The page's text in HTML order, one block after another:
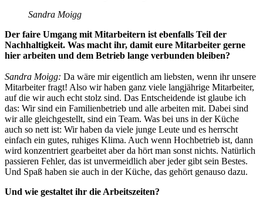
Sandra Moigg
Der faire Umgang mit Mitarbeitern ist ebenfalls Teil der
Nachhaltigkeit. Was macht ihr, damit eure Mitarbeiter gerne
hier arbeiten und dem Betrieb lange verbunden bleiben?
Sandra Moigg: Da wäre mir eigentlich am liebsten, wenn ihr unsere
Mitarbeiter fragt! Also wir haben ganz viele langjährige Mitarbeiter,
auf die wir auch echt stolz sind. Das Entscheidende ist glaube ich
das: Wir sind ein Familienbetrieb und alle arbeiten mit. Dabei sind
wir alle gleichgestellt, sind ein Team. Was bei uns in der Küche
auch so nett ist: Wir haben da viele junge Leute und es herrscht
einfach ein gutes, ruhiges Klima. Auch wenn Hochbetrieb ist, dann
wird konzentriert gearbeitet aber da hört man sonst nichts. Natürlich
passieren Fehler, das ist unvermeidlich aber jeder gibt sein Bestes.
Und Spaß haben sie auch in der Küche, das gehört genauso dazu.
Und wie gestaltet ihr die Arbeitszeiten?